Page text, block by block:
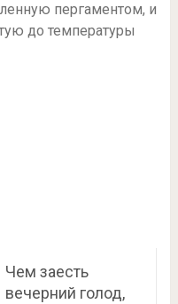
пергаментом, и
до температуры
Чем заесть
вечерний голод,